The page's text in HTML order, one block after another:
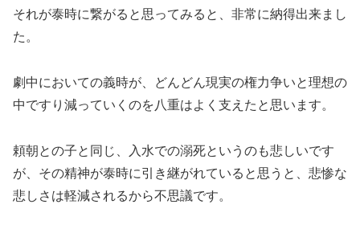
それが泰時に繋がると思ってみると、非常に納得出来まし
た。
劇中においての義時が、どんどん現実の権力争いと理想の
中ですり減っていくのを八重はよく支えたと思います。
頼朝との子と同じ、入水での溺死というのも悲しいです
が、その精神が泰時に引き継がれていると思うと、悲惨な
悲しさは軽減されるから不思議です。